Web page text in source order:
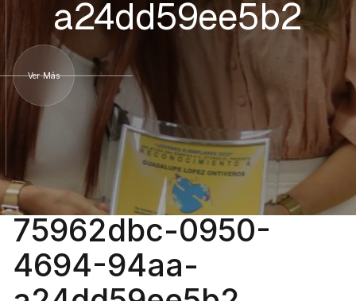
a24dd59ee5b2
Ver Más
75962dbc-0950-
4694-94aa-